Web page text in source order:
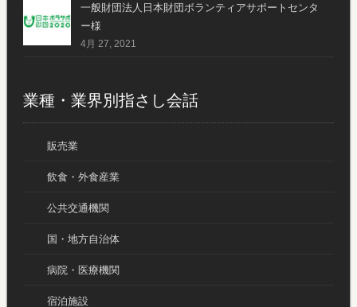
一般財団法人日本財団ボランティアサポートセンタ
ー様
4月 27, 2021
業種・業界別指さし会話
販売業
飲食・外食産業
公共交通機関
国・地方自治体
病院・医療機関
宿泊施設